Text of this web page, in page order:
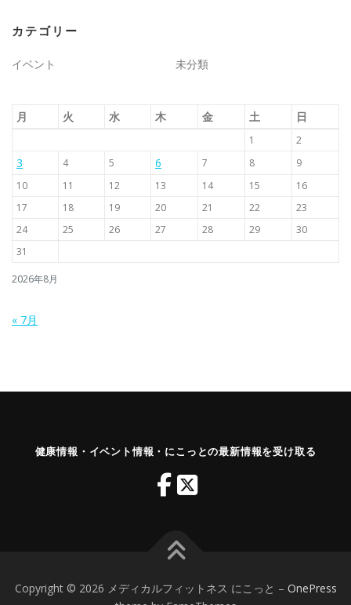
カテゴリー
イベント 未分類
2026年8月
月 火 水 木 金 土 日
1 2
3 4 5 6 7 8
9
10
11 12 13 14 15
16
17
18 19 20 21 22
23
24
25 26 27 28 29
30
31
« 7月
健康情報・イベント情報・にこっとの最新情報を受け取る
Copyright © 2026 メディカルフィットネス にこっと – OnePress